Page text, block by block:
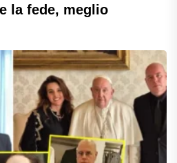
la fede, meglio